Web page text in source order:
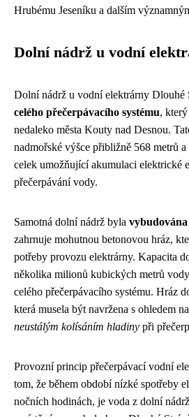
Hrubému Jeseníku a dalším
Dolní nádrž u vodní
Dolní nádrž u vodní elektrárny Dlouhé
celého přečerpávacího systému,
nedaleko města Kouty nad Desnou.
nadmořské výšce přibližně 568 metrů
celek umožňující akumulaci elektrické
přečerpávání vody.
Samotná dolní nádrž byla vybudována
zahrnuje mohutnou betonovou hráz,
potřeby provozu elektrárny. Kapacita
několika milionů kubických metrů
celého přečerpávacího systému. Hráz
která musela být navržena s ohledem na
neustálým kolísáním hladiny při
Provozní princip přečerpávací vodní
tom, že během období nízké spotřeby
nočních hodinách, je voda z dolní